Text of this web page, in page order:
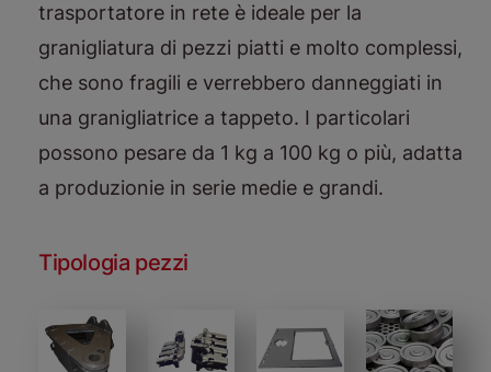
trasportatore in rete è ideale per la
granigliatura di pezzi piatti e molto complessi,
che sono fragili e verrebbero danneggiati in
una granigliatrice a tappeto. I particolari
possono pesare da 1 kg a 100 kg o più, adatta
a produzionie in serie medie e grandi.
Tipologia pezzi